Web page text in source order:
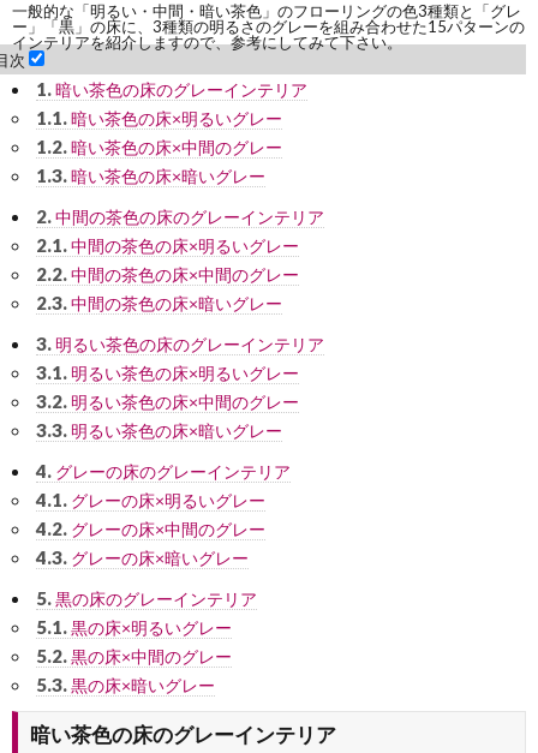
一般的な「明るい・中間・暗い茶色」のフローリングの色3種類と「グレ
ー」「黒」の床に、3種類の明るさのグレーを組み合わせた15パターンの
インテリアを紹介しますので、参考にしてみて下さい。
次
1.暗い茶色の床のグレーインテリア
1.1.暗い茶色の床×明るいグレー
1.2.暗い茶色の床×中間のグレー
1.3.暗い茶色の床×暗いグレー
2.中間の茶色の床のグレーインテリア
2.1.中間の茶色の床×明るいグレー
2.2.中間の茶色の床×中間のグレー
2.3.中間の茶色の床×暗いグレー
3. 明るい茶色の床のグレーインテリア
3.1. 明るい茶色の床×明るいグレー
3.2. 明るい茶色の床×中間のグレー
3.3. 明るい茶色の床×暗いグレー
4. グレーの床のグレーインテリア
4.1. グレーの床×明るいグレー
4.2. グレーの床×中間のグレー
4.3. グレーの床×暗いグレー
5.黒の床のグレーインテリア
5.1.黒の床×明るいグレー
5.2.黒の床×中間のグレー
5.3.黒の床×暗いグレー
暗い茶色の床のグレーインテリア